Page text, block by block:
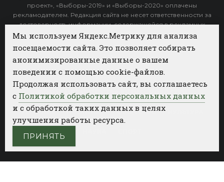
проект», «Выборы-2019» и «Выборы-2020» оплачены
рекламодателем. Редакция сайта не несет ответственности за
достоверность информации, содержащейся в рекламных
объявлениях.
Категории
ФОТОБАНК АГЕНТСТВА БИЗНЕС НОВОСТЕЙ
РЕГИОНЫ ПОЛИТИКА ОБЩЕСТВО
Мы используем Яндекс.Метрику для анализа
посещаемости сайта. Это позволяет собирать
анонимизированные данные о вашем
поведении с помощью cookie-файлов.
Продолжая использовать сайт, вы соглашаетесь
с Политикой обработки персональных данных
и с обработкой таких данных в целях
улучшения работы ресурса.
ПРИНЯТЬ